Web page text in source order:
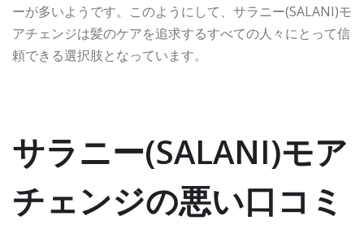
ーが多いようです。このようにして、サラニー(SALANI)モ
アチェンジは髪のケアを追求するすべての人々にとって信
頼できる選択肢となっています。
サラニー(SALANI)モア
チェンジの悪い口コミ